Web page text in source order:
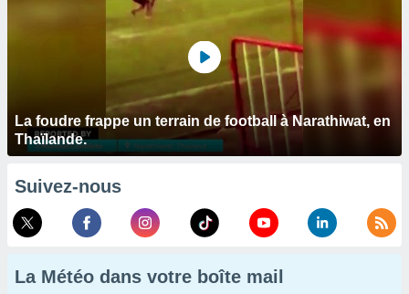
La foudre frappe un terrain de football à Narathiwat, en
Thaïlande.
Suivez-nous
La Météo dans votre boîte mail